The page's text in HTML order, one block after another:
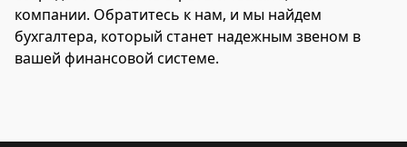
компании. Обратитесь к нам, и мы найдем
бухгалтера, который станет надежным звеном в
вашей финансовой системе.